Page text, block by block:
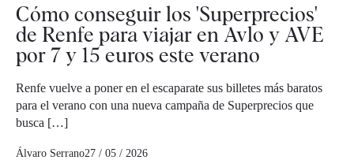
Cómo conseguir los 'Superprecios'
de Renfe para viajar en Avlo y AVE
por 7 y 15 euros este verano
Renfe vuelve a poner en el escaparate sus billetes más baratos
para el verano con una nueva campaña de Superprecios que
busca […]
Álvaro Serrano27 / 05 / 2026